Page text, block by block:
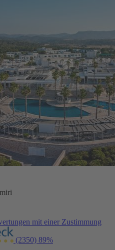
mit einer Zustimmung
(2350) 89%